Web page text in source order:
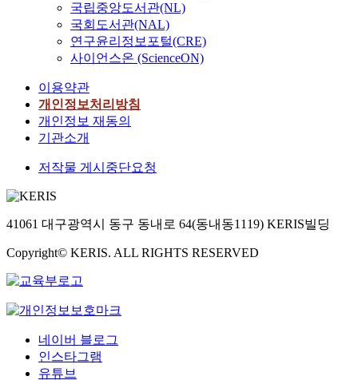
국립중앙도서관(NL)
국회도서관(NAL)
연구윤리정보포털(CRE)
사이언스온 (ScienceON)
이용약관
개인정보처리방침
개인정보 재동의
기관소개
저작물 게시중단요청
41061 대구광역시 동구 동내로 64(동내동1119) KERIS빌딩
Copyright© KERIS. ALL RIGHTS RESERVED
네이버 블로그
인스타그램
유튜브